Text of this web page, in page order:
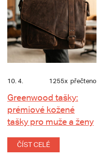
10. 4. 1255x přečteno
Greenwood tašky:
prémiové kožené
tašky pro muže a ženy
ČÍST CELÉ